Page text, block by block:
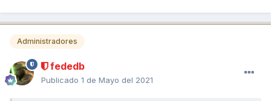
Administradores
fededb
Publicado 1 de Mayo del 2021